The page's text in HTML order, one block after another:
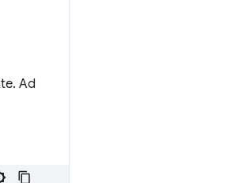
Ad